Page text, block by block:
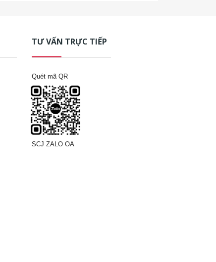
TƯ VẤN TRỰC TIẾP
Quét mã QR
SCJ ZALO OA